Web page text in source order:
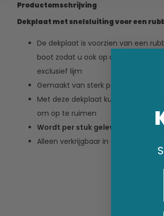
Productomschrijving
Dekplaat met snelsluiting voor een
De dekplaat is voorzien van een
boot zodat u ook op uw rubberboot
exclusief lijm
Gemaakt van sterk polycarbonaat
Met deze dekplaat kunt u de
om op te ruimen
Wordt per stuk geleverd, voor
Alleen verkrijgbaar in de kleur